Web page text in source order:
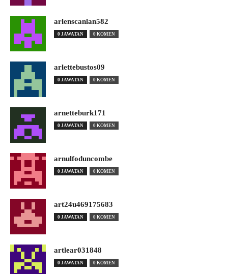
arlenscanlan582
0 JAWATAN 0 KOMEN
arlettebustos09
0 JAWATAN 0 KOMEN
arnetteburk171
0 JAWATAN 0 KOMEN
arnulfoduncombe
0 JAWATAN 0 KOMEN
art24u469175683
0 JAWATAN 0 KOMEN
artlear031848
0 JAWATAN 0 KOMEN